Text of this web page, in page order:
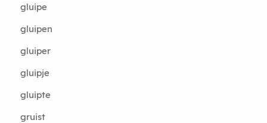
gluipe
gluipen
gluiper
gluipje
gluipte
gruist